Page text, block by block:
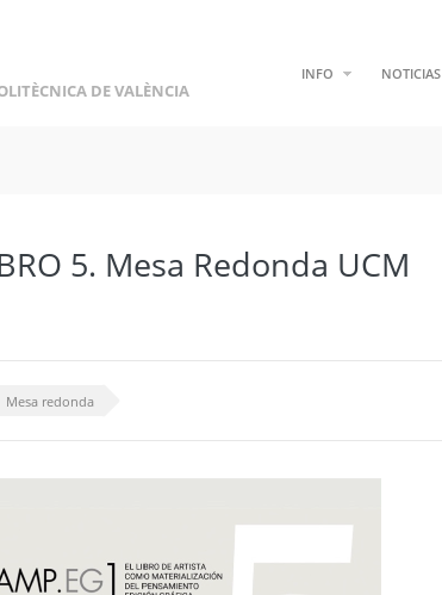
DE VALÈNCIA
INFO NOTICIAS
5. Mesa Redonda UCM
Mesa redonda